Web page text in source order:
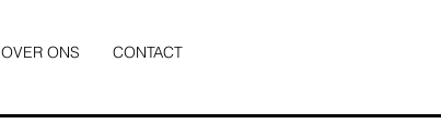
OVER ONS CONTACT